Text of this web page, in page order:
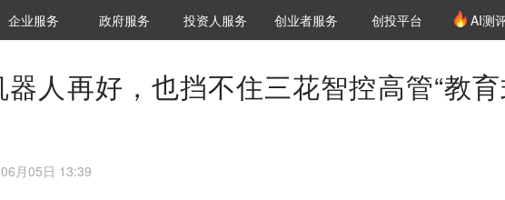
36Kr研究院
企业服务 城市之窗
政府服务 VClub投资机构库
投资机构职位推介
投资人服务 创投氪堂
创业者服务 创投平台 AI测
器人再好，也挡不住三花智控高管“教
月05日 13:39